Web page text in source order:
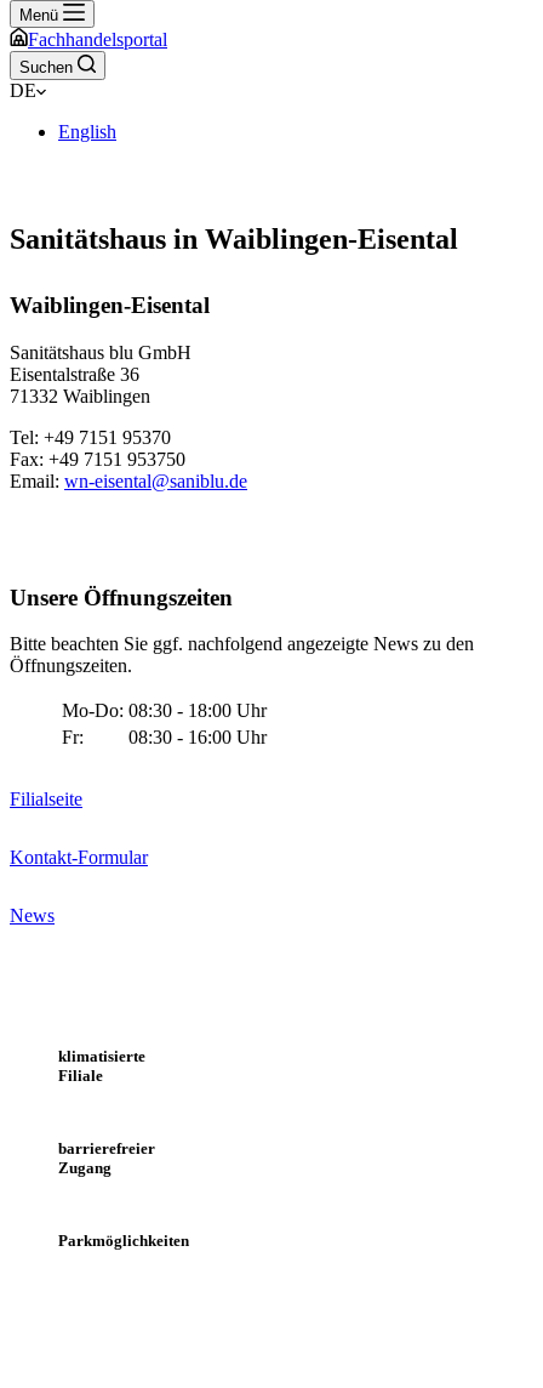
Menü
Fachhandelsportal
Suchen
DE
English
Sanitätshaus in Waiblingen-Eisental
Waiblingen-Eisental
Sanitätshaus blu GmbH
Eisentalstraße 36
71332 Waiblingen
Tel: +49 7151 95370
Fax: +49 7151 953750
Email: wn-eisental@saniblu.de
Unsere Öffnungszeiten
Bitte beachten Sie ggf. nachfolgend angezeigte News zu den
Öffnungszeiten.
Mo-Do: 08:30 - 18:00 Uhr
Fr:
08:30 - 16:00 Uhr
Filialseite
Kontakt-Formular
News
klimatisierte
Filiale
barrierefreier
Zugang
Parkmöglichkeiten